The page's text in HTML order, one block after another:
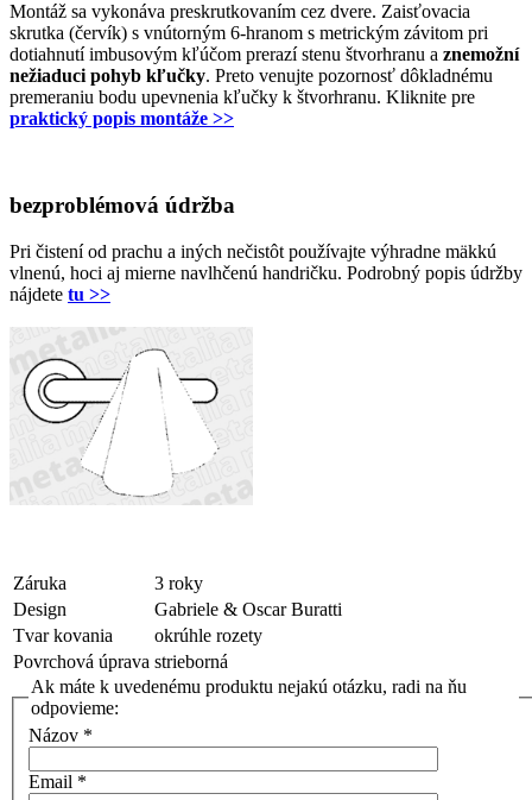
Montáž sa vykonáva preskrutkovaním cez dvere. Zaisťovacia
skrutka (červík) s vnútorným 6-hranom s metrickým závitom pri
dotiahnutí imbusovým kľúčom prerazí stenu štvorhranu a znemožní
nežiaduci pohyb kľučky. Preto venujte pozornosť dôkladnému
premeraniu bodu upevnenia kľučky k štvorhranu. Kliknite pre
praktický popis montáže >>
bezproblémová údržba
Pri čistení od prachu a iných nečistôt používajte výhradne mäkkú
vlnenú, hoci aj mierne navlhčenú handričku. Podrobný popis údržby
nájdete tu >>
Záruka
3 roky
Design
Gabriele & Oscar Buratti
Tvar kovania
okrúhle rozety
Povrchová úprava strieborná
Ak máte k uvedenému produktu nejakú otázku, radi na ňu
odpovieme:
Názov *
Email *